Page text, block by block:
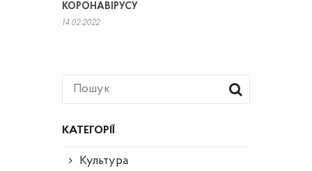
КАТЕГОРІЇ
Культура
КОРОНАВІРУСУ
14.02.2022